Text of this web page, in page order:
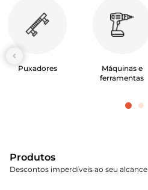
Puxadores
Máquinas e
ferramentas
Produtos
Descontos imperdíveis ao seu alcance